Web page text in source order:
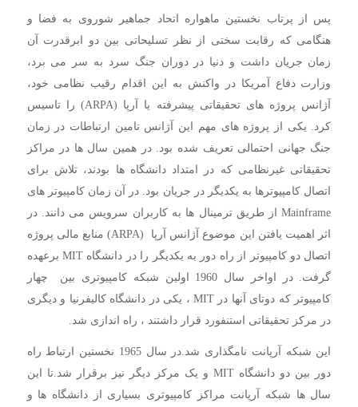
پس از پرتاب نخستین ماهواره اتحاد جماهیر شوروی به فضا و
هنگامی که رقابت سختی از نظر تسلیحاتی بین دو ابرقدرت آن
زمان جریان داشت و دنیا در دوران جنگ سرد به سر می برد،
وزارت دفاع آمریکا در واکنش به این اقدام رقیب نظامی خود،
آژانس پروژه های تحقیقاتی پیشرفته یا آرپا (ARPA) را تاسیس
کرد. یکی از پروژه های مهم این آژانس تامین ارتباطات در زمان
جنگ جهانی احتمالی تعریف شده بود. در همین سال ها در مراکز
تحقیقاتی غیرنظامی که در امتداد دانشگاه ها بودند، تلاش برای
اتصال کامپیوترها به یکدیگر در جریان بود. در آن زمان کامپیوتر های
Mainframe از طریق ترمینال ها به کاربران سرویس می دانند. در
اثر اهمیت یافتن این موضوع آژانس آرپا (ARPA) منابع مالی پروژه
اتصال دو کامپیوتر از راه دور به یکدیگر را در دانشگاه MIT برعهده
گرفت. در اواخر سال 1960 اولین شبکه کامپیوتری بین چهار
کامپیوتر که دوتای آنها در MIT ، یکی در دانشگاه کالیفرنیا و دیگری
در مرکز تحقیقاتی استنفورد قرار داشتند ، راه اندازی شد.
این شبکه آرپانت نامگذاری شد.در سال 1965 نخستین ارتباط راه
دور بین دو دانشگاه MIT و یک مرکز دیگر نیز برقرار شد.تا این
سال ها شبکه آرپانت مراکز کامپیوتری بسیاری از دانشگاه ها و